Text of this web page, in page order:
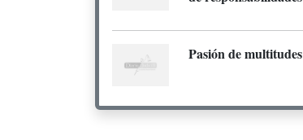
Pasión de multitudes